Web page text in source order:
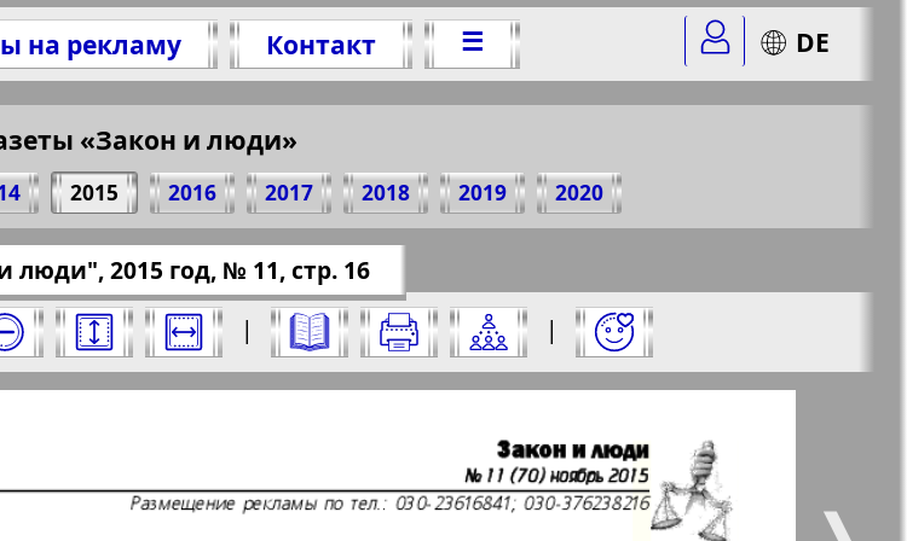
на рекламу Контакт ☰ DE
«Закон и люди»
2015 2016 2017 2018 2019 2020
номер и нажмите на него:
люди", 2015 год, № 11, стр. 16
| |
11, 2015 год. Выберите страницу и нажмите на нее:
Отправить
"Закон и люди", № 11, 2015 г.
скопировать ссылку)
ludi&god=2015&nomer=11&str=16
Все pro все Город 511